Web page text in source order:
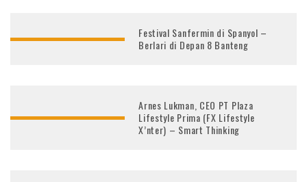
Festival Sanfermin di Spanyol –
Berlari di Depan 8 Banteng
Arnes Lukman, CEO PT Plaza
Lifestyle Prima (FX Lifestyle
X’nter) – Smart Thinking